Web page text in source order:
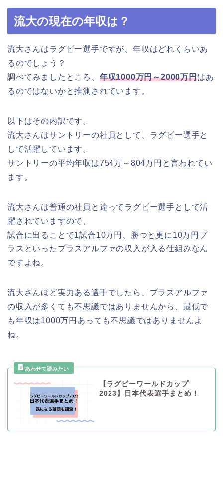
流大の現在の年収は？
流大さんはラグビー選手ですが、年収はどれくらいあ
るのでしょう？
調べてみましたところ、 年収1000万円～2000万円はあ
るのではないかと推測されています。
以下はその内訳です。
流大さんはサントリーの社員として、ラグビー選手と
して活躍しています。
サントリーの平均年収は754万～804万円と言われてい
ます。
流大さんは普通の社員と違ってラグビー選手として活
躍されていますので、
試合に出ることで1試合10万円、勝つと更に10万円プ
ラスといったプラスアルファの収入が入る仕組みなん
ですよね。
流大さんほど実力ある選手でしたら、プラスアルファ
の収入が多くても不思議ではありませんから、最低で
も年収は1000万円あっても不思議ではありませんよ
ね。
【ラグビーワールドカップ
2023】日本代表選手まとめ！